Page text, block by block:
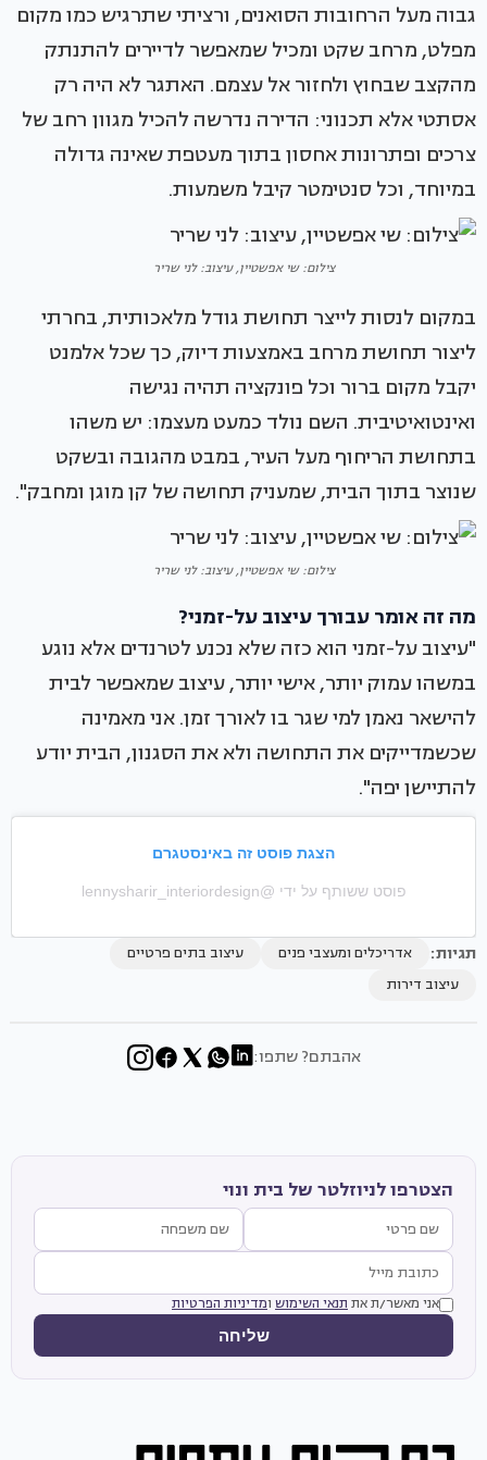
גבוה מעל הרחובות הסואנים, ורציתי שתרגיש כמו מקום
מפלט, מרחב שקט ומכיל שמאפשר לדיירים להתנתק
מהקצב שבחוץ ולחזור אל עצמם. האתגר לא היה רק
אסתטי אלא תכנוני: הדירה נדרשה להכיל מגוון רחב של
צרכים ופתרונות אחסון בתוך מעטפת שאינה גדולה
במיוחד, וכל סנטימטר קיבל משמעות.
צילום: שי אפשטיין, עיצוב: לני שריר
במקום לנסות לייצר תחושת גודל מלאכותית, בחרתי
ליצור תחושת מרחב באמצעות דיוק, כך שכל אלמנט
יקבל מקום ברור וכל פונקציה תהיה נגישה
ואינטואיטיבית. השם נולד כמעט מעצמו: יש משהו
בתחושת הריחוף מעל העיר, במבט מהגובה ובשקט
שנוצר בתוך הבית, שמעניק תחושה של קן מוגן ומחבק".
צילום: שי אפשטיין, עיצוב: לני שריר
מה זה אומר עבורך עיצוב על-זמני?
"עיצוב על-זמני הוא כזה שלא נכנע לטרנדים אלא נוגע
במשהו עמוק יותר, אישי יותר, עיצוב שמאפשר לבית
להישאר נאמן למי שגר בו לאורך זמן. אני מאמינה
שכשמדייקים את התחושה ולא את הסגנון, הבית יודע
להתיישן יפה".
הצגת פוסט זה באינסטגרם
פוסט ששותף על ידי @‏‎lennysharir_interiordesign‎‏
תגיות: אדריכלים ומעצבי פנים
עיצוב בתים פרטיים
עיצוב דירות
אהבתם? שתפו:
הצטרפו לניוזלטר של בית ונוי
אני מאשר/ת את תנאי השימוש ומדיניות הפרטיות
שליחה